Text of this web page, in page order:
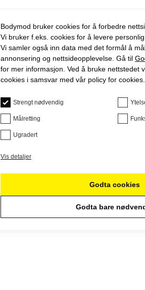
Bodymod bruker cookies for å forbedre
Vi bruker f.eks. cookies for å levere
Vi samler også inn data med det formål å
annonsering og nettsideopplevelse. Gå til
for mer informasjon. Ved å bruke nettstedet
cookies i samsvar med vår policy for cookies.
Strengt nødvendig
Målretting
Ugradert
Vis detaljer
Godta cookies
Godta bare